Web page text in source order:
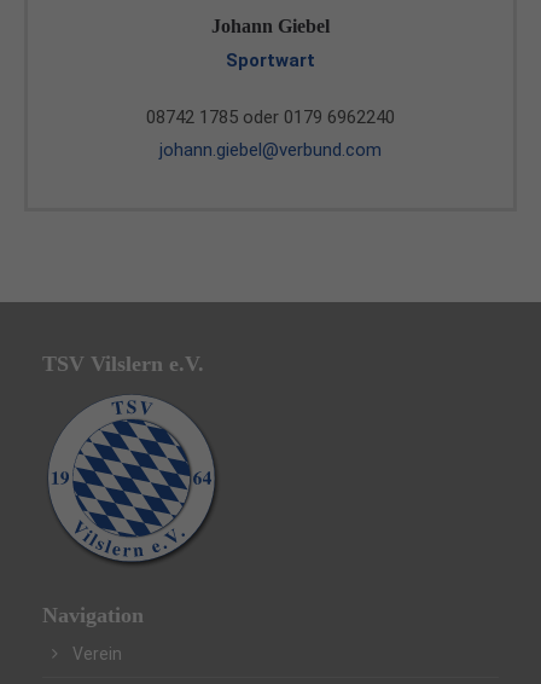
Johann Giebel
Sportwart
08742 1785 oder 0179 6962240
johann.giebel@verbund.com
TSV Vilslern e.V.
Navigation
Verein